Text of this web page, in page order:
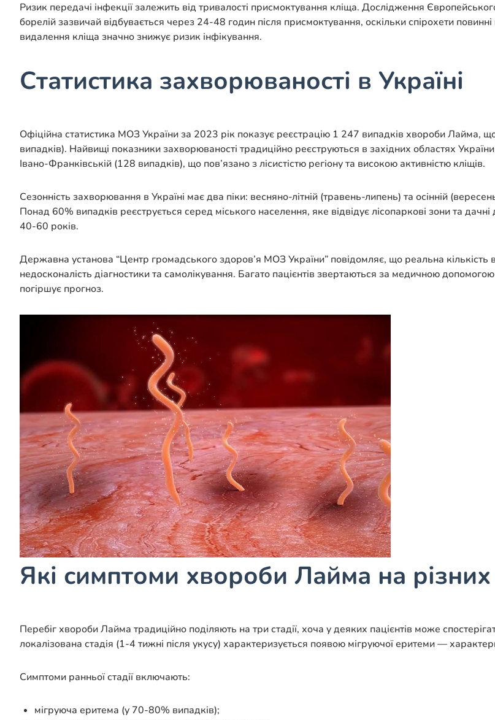
Ризик передачі інфекції залежить від тривалості присмоктування кліща. Дослідження
борелій зазвичай відбувається через 24-48 годин після присмоктування, оскільки спірохети
видалення кліща значно знижує ризик інфікування.
Статистика захворюваності в Україні
Офіційна статистика МОЗ України за 2023 рік показує реєстрацію 1 247 випадків хвороби Лайма,
випадків). Найвищі показники захворюваності традиційно реєструються в західних областях
Івано-Франківській (128 випадків), що пов’язано з лісистістю регіону та високою активністю кліщів.
Сезонність захворювання в Україні має два піки: весняно-літній (травень-липень) та осінній
Понад 60% випадків реєструється серед міського населення, яке відвідує лісопаркові зони та
40-60 років.
Державна установа “Центр громадського здоров’я МОЗ України” повідомляє, що реальна
недосконалість діагностики та самолікування. Багато пацієнтів звертаються за медичною
погіршує прогноз.
Які симптоми хвороби Лайма на різних
Перебіг хвороби Лайма традиційно поділяють на три стадії, хоча у деяких пацієнтів може
локалізована стадія (1-4 тижні після укусу) характеризується появою мігруючої еритеми —
Симптоми ранньої стадії включають:
мігруюча еритема (у 70-80% випадків);